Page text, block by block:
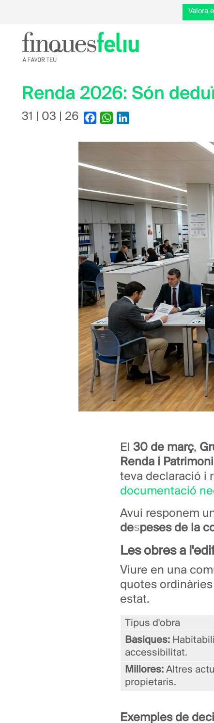
Valora
Renda 2026: Són
31 | 03 | 26 FacebookWhatsApp
El30 de març,
Renda i Patrimoni
teva declaració i
documentació
Avui responem
despeses de la
Les obres a
Viure en una
quotes
estat.
Tipus d'obra
Bàsiques:
accessibilitat.
Millores: Altres
propietaris.
Exemples de